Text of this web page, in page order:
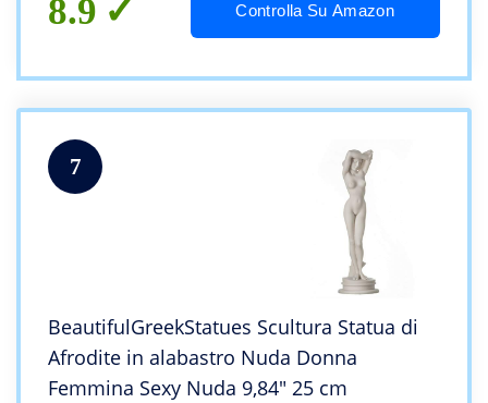
8.9 Controlla Su Amazon
7
BeautifulGreekStatues Scultura Statua di
Afrodite in alabastro Nuda Donna
Femmina Sexy Nuda 9,84″ 25 cm